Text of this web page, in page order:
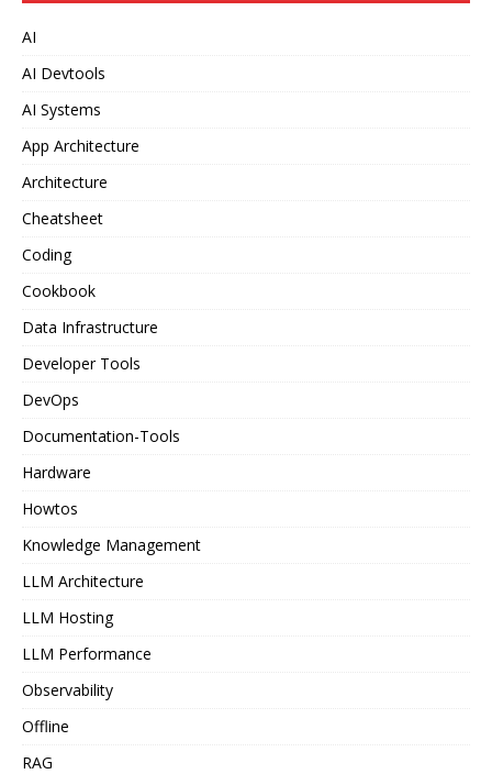
AI
AI Devtools
AI Systems
App Architecture
Architecture
Cheatsheet
Coding
Cookbook
Data Infrastructure
Developer Tools
DevOps
Documentation-Tools
Hardware
Howtos
Knowledge Management
LLM Architecture
LLM Hosting
LLM Performance
Observability
Offline
RAG